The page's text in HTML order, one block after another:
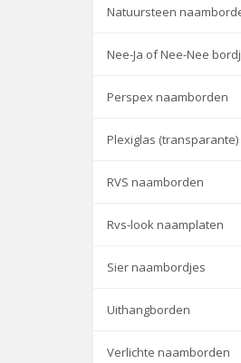
Natuursteen
Nee-Ja of Nee-Nee
Perspex naamborden
Plexiglas
RVS naamborden
Rvs-look naamplaten
Sier naambordjes
Uithangborden
Verlichte naamborden